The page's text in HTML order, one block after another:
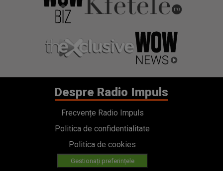
Despre Radio Impuls
Frecvențe Radio Impuls
Politica de confidentialitate
Politica de cookies
Gestionați preferințele